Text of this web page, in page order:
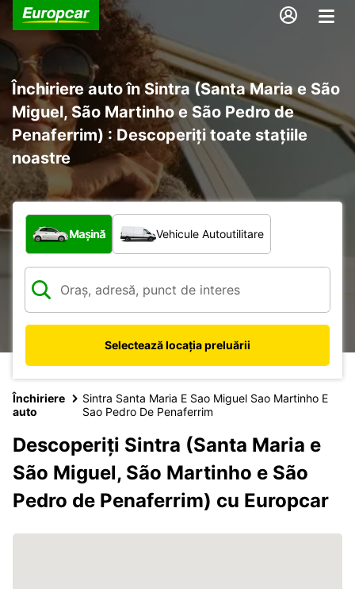
Închiriere auto în Sintra (Santa Maria e São
Miguel, São Martinho e São Pedro de
Penaferrim) : Descoperiți toate stațiile
noastre
Ce tip de vehicul?
Mașină Vehicule Autoutilitare
Selectează locația preluării
Închiriere
auto
Sintra Santa Maria E Sao Miguel Sao Martinho E
Sao Pedro De Penaferrim
Descoperiți Sintra (Santa Maria e
São Miguel, São Martinho e São
Pedro de Penaferrim) cu Europcar